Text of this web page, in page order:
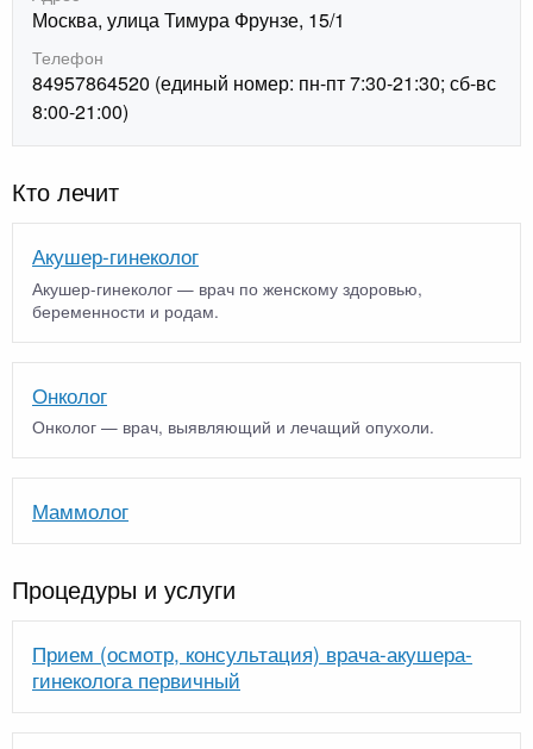
Москва, улица Тимура Фрунзе, 15/1
Телефон
84957864520 (единый номер: пн-пт 7:30-21:30; сб-вс
8:00-21:00)
Кто лечит
Акушер-гинеколог
Акушер-гинеколог — врач по женскому здоровью,
беременности и родам.
Онколог
Онколог — врач, выявляющий и лечащий опухоли.
Маммолог
Процедуры и услуги
Прием (осмотр, консультация) врача-акушера-
гинеколога первичный